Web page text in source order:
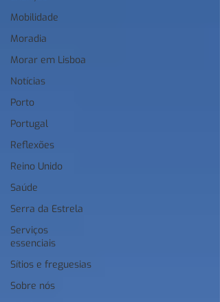
Mobilidade
Moradia
Morar em Lisboa
Notícias
Porto
Portugal
Reflexões
Reino Unido
Saúde
Serra da Estrela
Serviços
essenciais
Sítios e freguesias
Sobre nós